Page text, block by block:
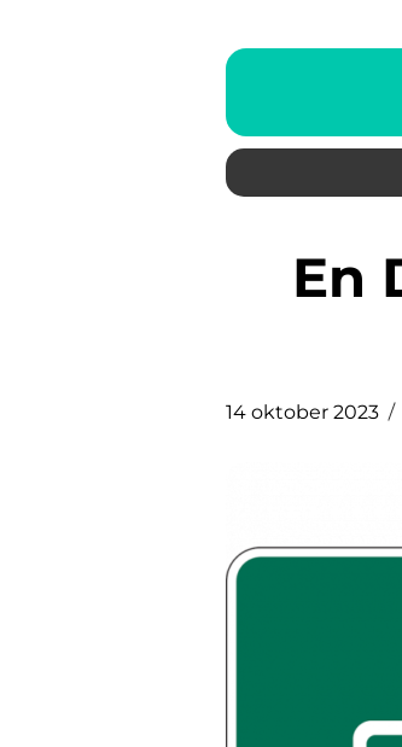
En Dybdegående Oversikt
14 oktober 2023